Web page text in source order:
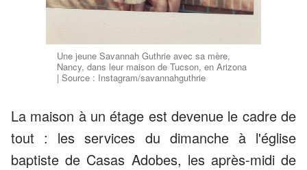
Une jeune Savannah Guthrie avec sa mère,
Nancy, dans leur maison de Tucson, en Arizona
| Source : Instagram/savannahguthrie
La maison à un étage est devenue le cadre de
tout : les services du dimanche à l'église
baptiste de Casas Adobes, les après-midi de